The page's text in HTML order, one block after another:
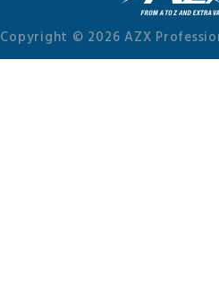
Copyright © 2026 AZX